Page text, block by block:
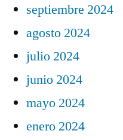
septiembre 2024
agosto 2024
julio 2024
junio 2024
mayo 2024
enero 2024